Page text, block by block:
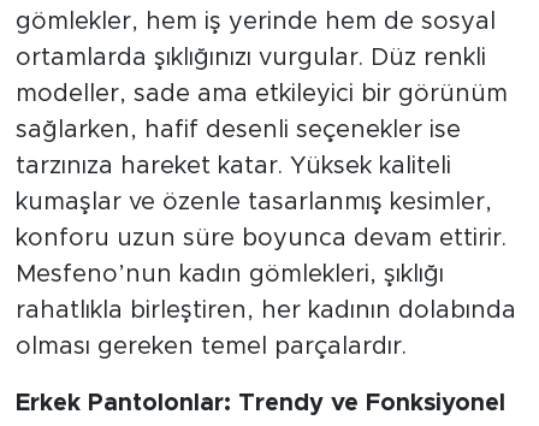
gömlekler, hem iş yerinde hem de sosyal
ortamlarda şıklığınızı vurgular. Düz renkli
modeller, sade ama etkileyici bir görünüm
sağlarken, hafif desenli seçenekler ise
tarzınıza hareket katar. Yüksek kaliteli
kumaşlar ve özenle tasarlanmış kesimler,
konforu uzun süre boyunca devam ettirir.
Mesfeno’nun kadın gömlekleri, şıklığı
rahatlıkla birleştiren, her kadının dolabında
olması gereken temel parçalardır.
Erkek Pantolonlar: Trendy ve Fonksiyonel